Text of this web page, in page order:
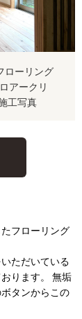
ローリング
アークリ
工写真
フローリング
ただいている
ります。 無垢
タンからこの